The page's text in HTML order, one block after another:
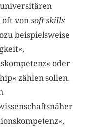
oft vonsoft skills
beispielsweise
oder
zählen sollen.